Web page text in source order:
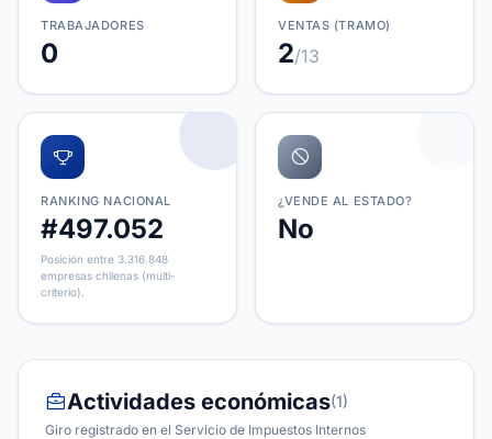
TRABAJADORES
0
VENTAS (TRAMO)
2/13
RANKING NACIONAL
#497.052
Posición entre 3.316.848
empresas chilenas (multi-
criterio).
¿VENDE AL ESTADO?
No
Actividades económicas(1)
Giro registrado en el Servicio de Impuestos Internos